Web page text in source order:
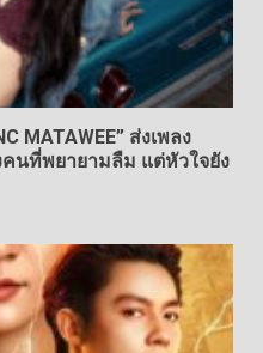
MATAWEE” ส่งเพลง
คนที่พยายามลืม แต่หัวใจยัง